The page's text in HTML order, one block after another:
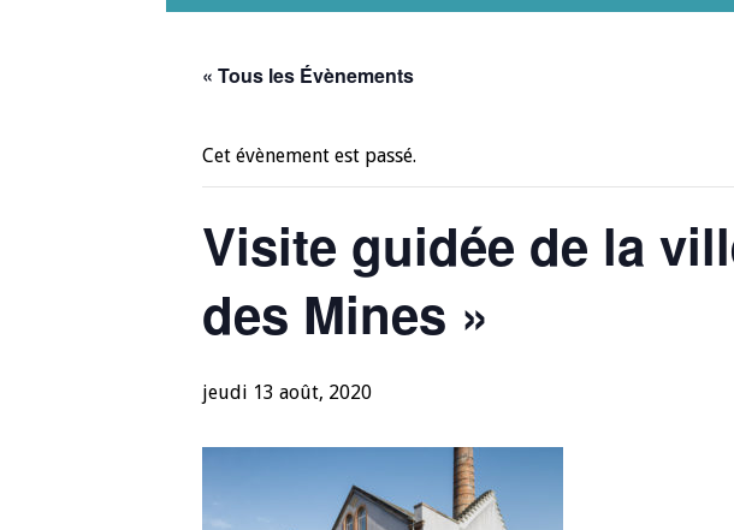
« Tous les Évènements
Cet évènement est passé.
Visite guidée de la
des Mines »
jeudi 13 août, 2020